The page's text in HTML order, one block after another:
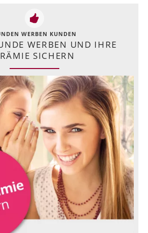
WERBEN KUNDEN
WERBEN UND IHRE
SICHERN